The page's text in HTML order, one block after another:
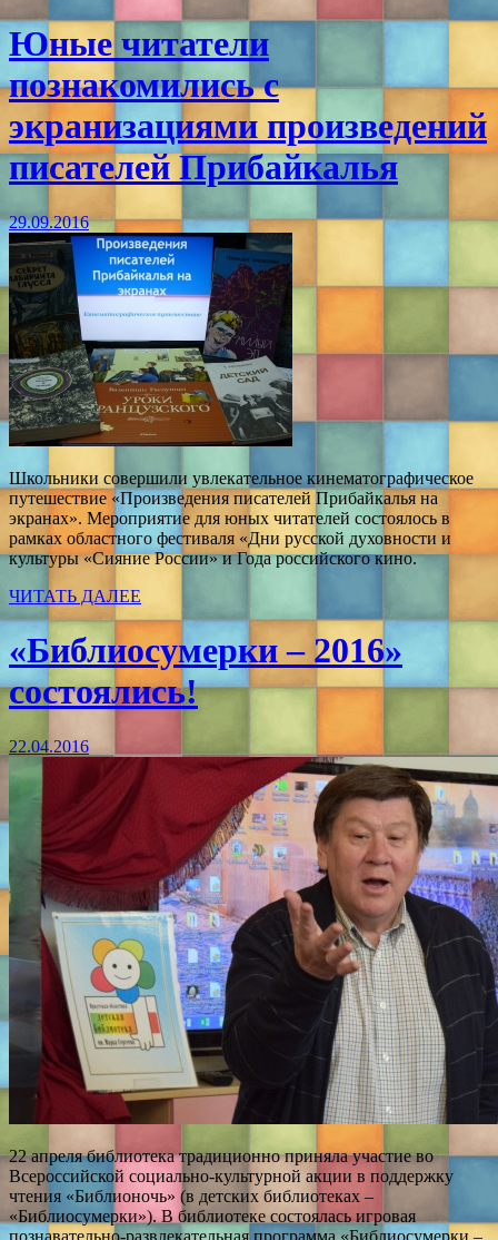
Юные читатели
познакомились с
экранизациями произведений
писателей Прибайкалья
29.09.2016
Школьники совершили увлекательное кинематографическое
путешествие «Произведения писателей Прибайкалья на
экранах». Мероприятие для юных читателей состоялось в
рамках областного фестиваля «Дни русской духовности и
культуры «Сияние России» и Года российского кино.
ЧИТАТЬ ДАЛЕЕ
«Библиосумерки – 2016»
состоялись!
22.04.2016
22 апреля библиотека традиционно приняла участие во
Всероссийской социально-культурной акции в поддержку
чтения «Библионочь» (в детских библиотеках –
«Библиосумерки»). В библиотеке состоялась игровая
познавательно-развлекательная программа «Библиосумерки –